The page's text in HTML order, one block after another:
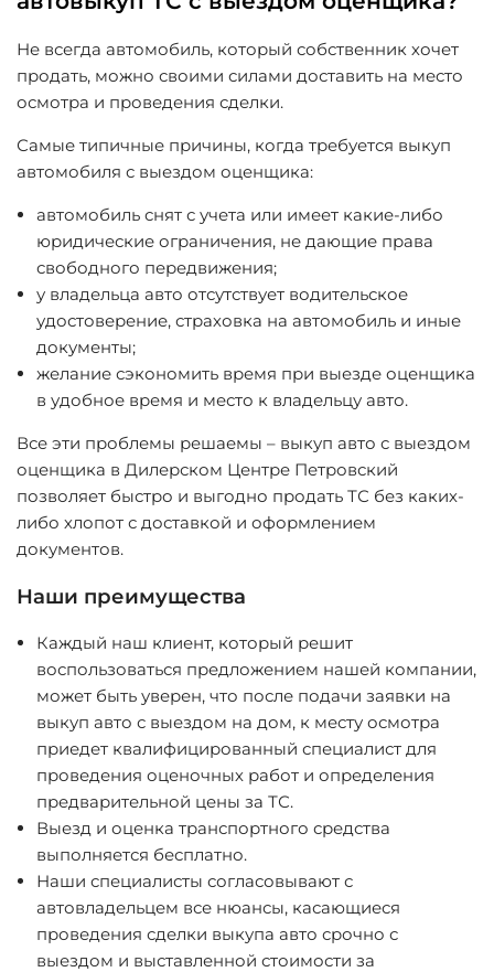
Не всегда автомобиль, который собственник хочет
продать, можно своими силами доставить на место
осмотра и проведения сделки.
Самые типичные причины, когда требуется выкуп
автомобиля с выездом оценщика:
автомобиль снят с учета или имеет какие-либо
юридические ограничения, не дающие права
свободного передвижения;
у владельца авто отсутствует водительское
удостоверение, страховка на автомобиль и иные
документы;
желание сэкономить время при выезде оценщика
в удобное время и место к владельцу авто.
Все эти проблемы решаемы – выкуп авто с выездом
оценщика в Дилерском Центре Петровский
позволяет быстро и выгодно продать ТС без каких-
либо хлопот с доставкой и оформлением
документов.
Наши преимущества
Каждый наш клиент, который решит
воспользоваться предложением нашей компании,
может быть уверен, что после подачи заявки на
выкуп авто с выездом на дом, к месту осмотра
приедет квалифицированный специалист для
проведения оценочных работ и определения
предварительной цены за ТС.
Выезд и оценка транспортного средства
выполняется бесплатно.
Наши специалисты согласовывают с
автовладельцем все нюансы, касающиеся
проведения сделки выкупа авто срочно с
выездом и выставленной стоимости за